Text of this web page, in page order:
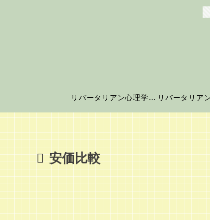
リバータリアン心理学の世界へようこそ！
安価比較